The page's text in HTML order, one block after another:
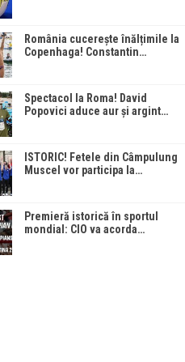
România cucerește înălțimile la
Copenhaga! Constantin…
Spectacol la Roma! David
Popovici aduce aur și argint…
ISTORIC! Fetele din Câmpulung
Muscel vor participa la…
Premieră istorică în sportul
mondial: CIO va acorda…